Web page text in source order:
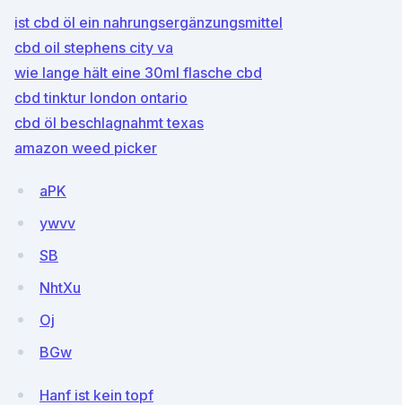
ist cbd öl ein nahrungsergänzungsmittel
cbd oil stephens city va
wie lange hält eine 30ml flasche cbd
cbd tinktur london ontario
cbd öl beschlagnahmt texas
amazon weed picker
aPK
ywvv
SB
NhtXu
Oj
BGw
Hanf ist kein topf